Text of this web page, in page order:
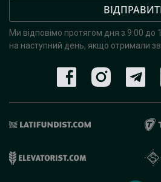
Ми відповімо протягом дня з 9:00 до
на наступний день, якщо отримали